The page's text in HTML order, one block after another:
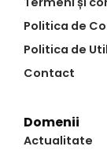
Politica de
Politica de
Contact
Domenii
Actualitate